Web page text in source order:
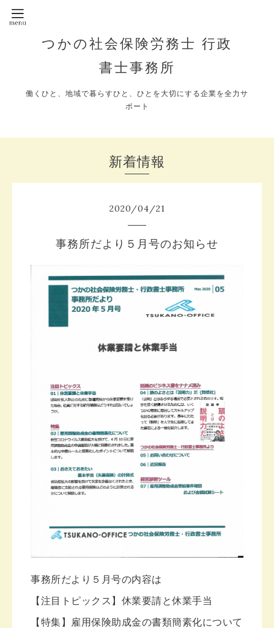
つかの社会保険労務士 行政
書士事務所
働くひと、地域で暮らすひと、ひとを大切にする企業を全力サ
ポート
新着情報
2020/04/21
事務所だより５月号のお知らせ
事務所だより５月号の内容は
【注目トピックス】休業要請と休業手当
【特集】雇用保険助成金の書類簡素化について